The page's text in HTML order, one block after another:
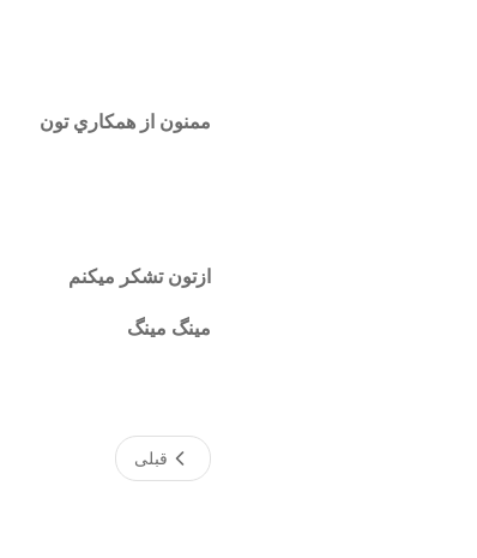
ممنون از همکاري تون
ازتون تشکر میکنم
مينگ مينگ
قبلی